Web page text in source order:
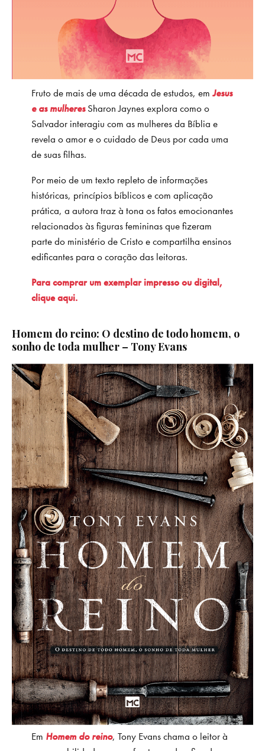
Fruto de mais de uma década de estudos, em Jesus
e as mulheres Sharon Jaynes explora como o
Salvador interagiu com as mulheres da Bíblia e
revela o amor e o cuidado de Deus por cada uma
de suas filhas.
Por meio de um texto repleto de informações
históricas, princípios bíblicos e com aplicação
prática, a autora traz à tona os fatos emocionantes
relacionados às figuras femininas que fizeram
parte do ministério de Cristo e compartilha ensinos
edificantes para o coração das leitoras.
Para comprar um exemplar impresso ou digital,
clique aqui.
Homem do reino: O destino de todo homem, o
sonho de toda mulher – Tony Evans
Em Homem do reino, Tony Evans chama o leitor à